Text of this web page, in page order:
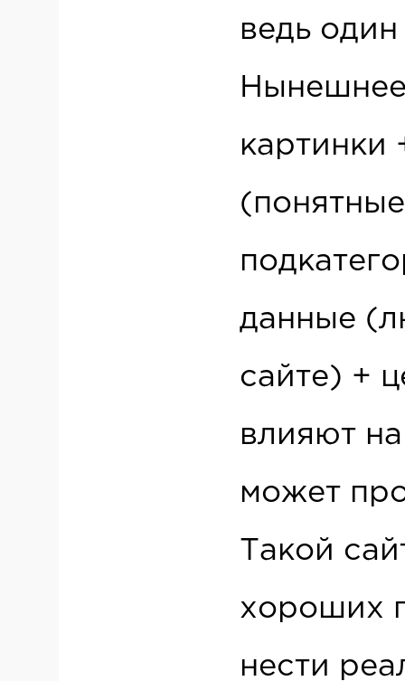
ведь один
Нынешнее
картинки
данные
сайте) +
влияют
может
Такой
хороших
нести